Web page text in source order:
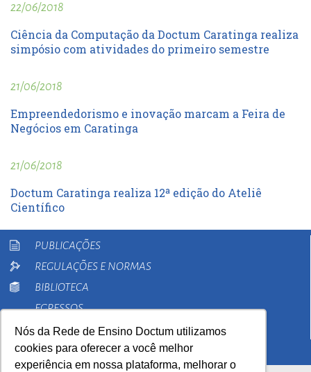
Nós da Rede de Ensino Doctum utilizamos
cookies para oferecer a você melhor
experiência em nossa plataforma, melhorar o
22/06/2018
Ciência da Computação da Doctum Caratinga realiza
simpósio com atividades do primeiro semestre
21/06/2018
Empreendedorismo e inovação marcam a Feira de
Negócios em Caratinga
21/06/2018
Doctum Caratinga realiza 12ª edição do Ateliê
Científico
PUBLICAÇÕES
REGULAÇÕES E NORMAS
BIBLIOTECA
EGRESSOS
PESQUISA
EXTENSÃO